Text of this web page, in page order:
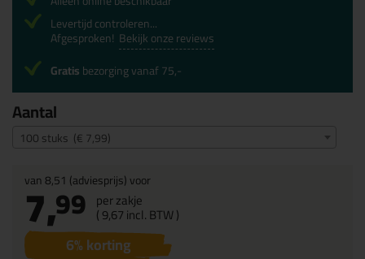
Aantal
100 stuks (€ 7,99)
van8,51 (adviesprijs) voor
7,99 per zakje
(9,67incl. BTW )
6% korting
Levertijd controleren...
Afgesproken! Bekijk onze reviews
Gratisbezorging vanaf 75,-